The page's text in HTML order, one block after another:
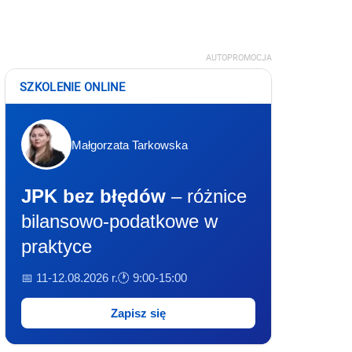
AUTOPROMOCJA
SZKOLENIE ONLINE
Małgorzata Tarkowska
JPK bez błędów – różnice
bilansowo-podatkowe w
praktyce
📅 11-12.08.2026 r.🕐 9:00-15:00
Zapisz się